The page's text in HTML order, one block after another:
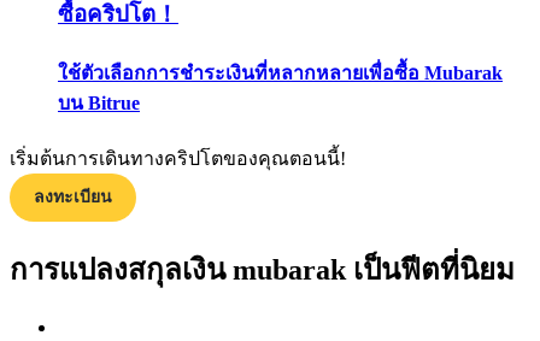
ซื้อคริปโต！
ใช้ตัวเลือกการชำระเงินที่หลากหลายเพื่อซื้อ Mubarak
บน Bitrue
เริ่มต้นการเดินทางคริปโตของคุณตอนนี้!
ลงทะเบียน
การแปลงสกุลเงิน mubarak เป็นฟีตที่นิยม